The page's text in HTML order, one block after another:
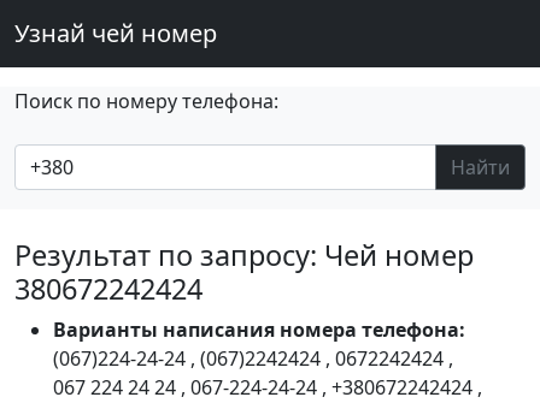
Узнай чей номер
Поиск по номеру телефона:
Найти
Результат по запросу: Чей номер
380672242424
Варианты написания номера телефона:
(067)224-24-24 , (067)2242424 , 0672242424 ,
067 224 24 24 , 067-224-24-24 , +380672242424 ,